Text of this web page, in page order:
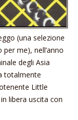
(una selezione
me), nell’anno
degli Asia
totalmente
Little
libera uscita con